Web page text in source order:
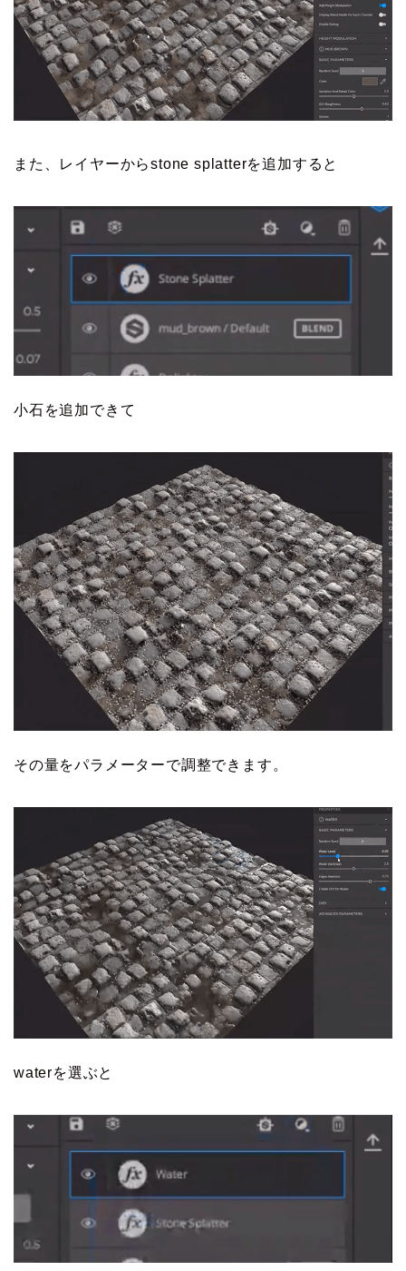
また、レイヤーからstone splatterを追加すると
小石を追加できて
その量をパラメーターで調整できます。
waterを選ぶと